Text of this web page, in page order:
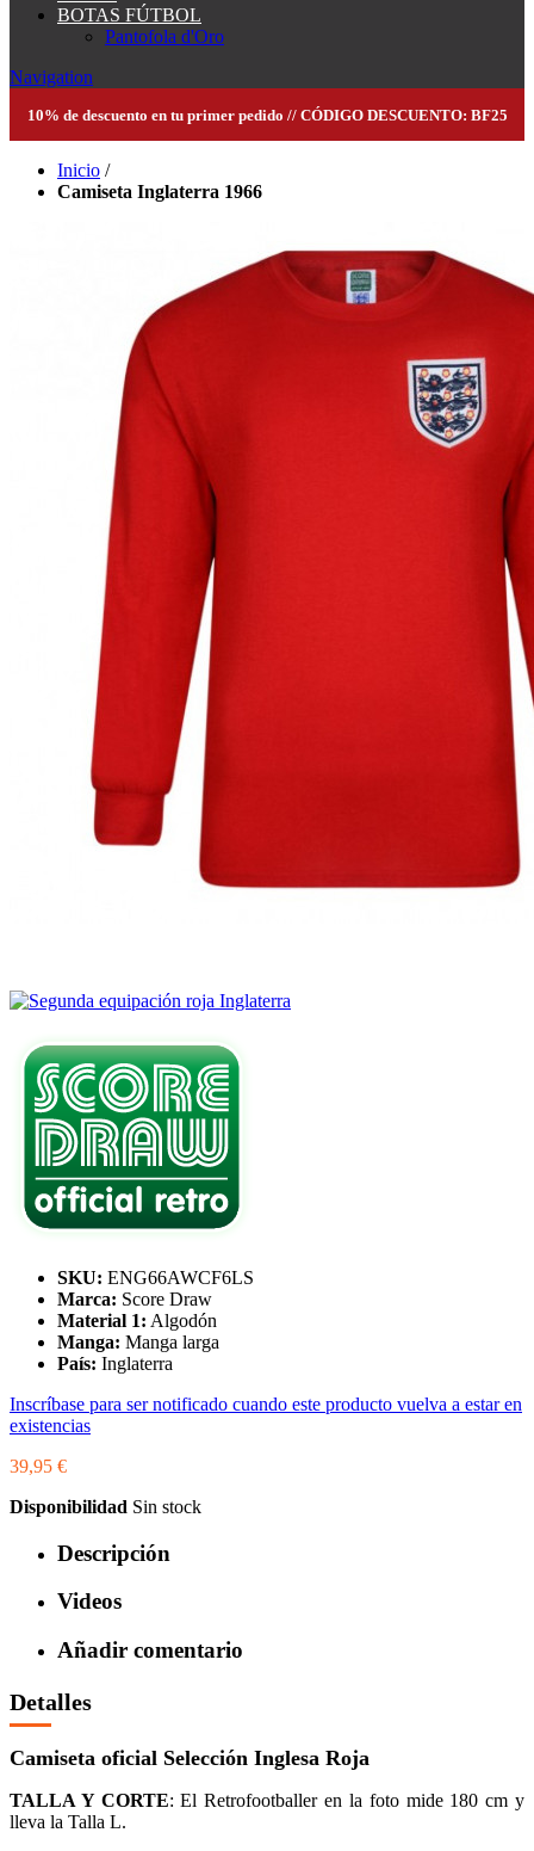
BOTAS FÚTBOL
Pantofola d'Oro
Navigation
10% de descuento en tu primer pedido // CÓDIGO DESCUENTO: BF25
Inicio /
Camiseta Inglaterra 1966
SKU: ENG66AWCF6LS
Marca: Score Draw
Material 1: Algodón
Manga: Manga larga
País: Inglaterra
Inscríbase para ser notificado cuando este producto vuelva a estar en
existencias
39,95 €
Disponibilidad Sin stock
Descripción
Videos
Añadir comentario
Detalles
Camiseta oficial Selección Inglesa Roja
TALLA Y CORTE: El Retrofootballer en la foto mide 180 cm y
lleva la Talla L.